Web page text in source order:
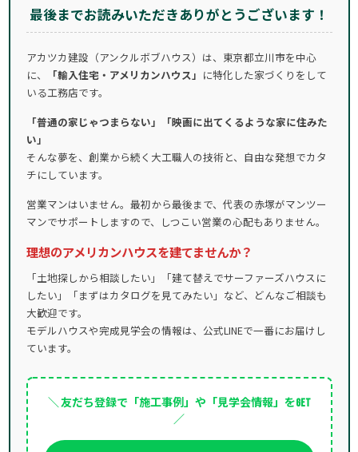
最後までお読みいただきありがとうございます！
アカツカ建設（アンクルボブハウス）は、東京都立川市を中心
に、
「輸入住宅・アメリカンハウス」 に特化した家づくりをして
いる工務店です。
「普通の家じゃつまらない」「映画に出てくるような家に住みた
い」
そんな夢を、創業から続く大工職人の技術と、自由な発想でカタ
チにしています。
営業マンはいません。最初から最後まで、代表の赤塚がマンツー
マンでサポートしますので、しつこい営業の心配もありません。
理想のアメリカンハウスを建てませんか？
「土地探しから相談したい」「建て替えでサーファーズハウスに
したい」「まずはカタログを見てみたい」など、どんなご相談も
大歓迎です。
モデルハウスや完成見学会の情報は、公式LINEで一番にお届けし
ています。
＼ 友だち登録で「施工事例」や「見学会情報」をGET
／